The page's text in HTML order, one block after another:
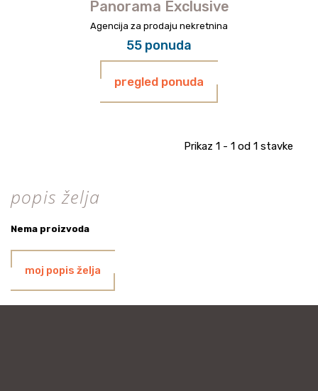
Panorama Exclusive
Agencija za prodaju nekretnina
55 ponuda
pregled ponuda
Prikaz 1 - 1 od 1 stavke
popis želja
Nema proizvoda
moj popis želja